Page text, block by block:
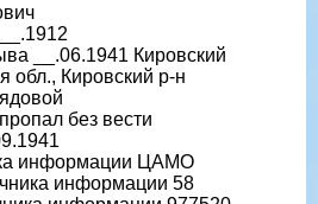
__.06.1941 Кировский
обл., Кировский р-н
без вести
информации ЦАМО
информации 58